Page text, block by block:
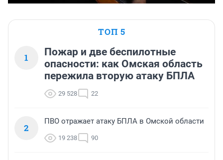
ТОП 5
1
Пожар и две беспилотные
опасности: как Омская область
пережила вторую атаку БПЛА
29 528 22
2
ПВО отражает атаку БПЛА в Омской области
19 238 90